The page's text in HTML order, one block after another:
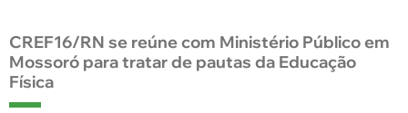
CREF16/RN se reúne com Ministério Público em
Mossoró para tratar de pautas da Educação
Física